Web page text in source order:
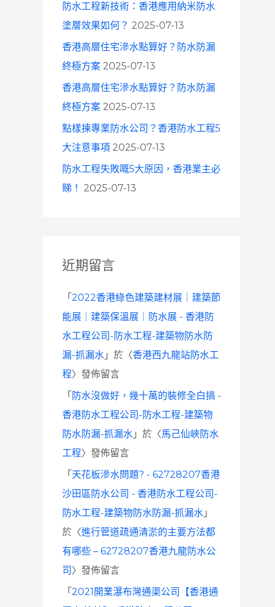
防水工程新技術：香港應用納米防水
塗層效果如何？ 2025-07-13
香港高層住宅滲水點算好？防水防漏
終極方案 2025-07-13
香港高層住宅滲水點算好？防水防漏
終極方案 2025-07-13
點樣揀專業防水公司？香港防水工程5
大注意事項 2025-07-13
防水工程失敗嘅5大原因，香港業主必
睇！
2025-07-13
近期留言
「 2022香港綠色建築建材展｜建築節
能展｜建築保溫展｜防水展 - 香港防
水工程公司-防水工程-建築物防水防
漏-抓漏水 」於〈香港西九龍站防水工
程〉發佈留言
「 防水沒做好，幾十萬的裝修全白搞 -
香港防水工程公司-防水工程-建築物
防水防漏-抓漏水 」於〈馬己仙峽防水
工程〉發佈留言
「 天花板滲水問題? - 62728207香港
沙田區防水公司 - 香港防水工程公司-
防水工程-建築物防水防漏-抓漏水 」
於〈進行管道疏通清淤的主要方法都
有哪些 – 62728207香港九龍防水公
司 〉發佈留言
「 2021開業瀑布灣通渠公司【香港通